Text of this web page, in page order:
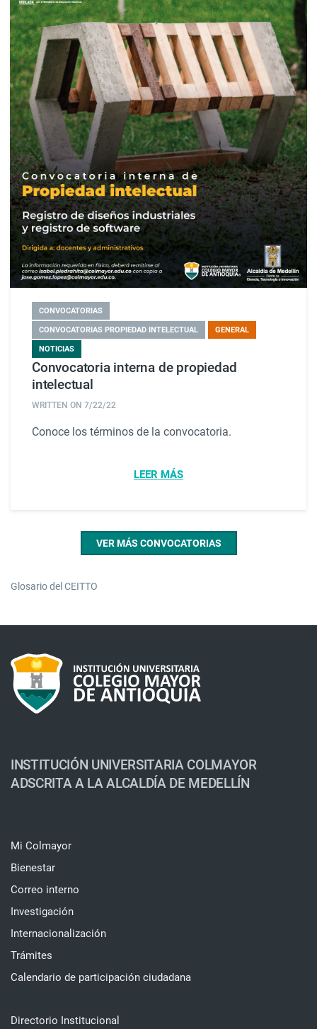
CONVOCATORIAS
CONVOCATORIAS PROPIEDAD INTELECTUAL GENERAL
NOTICIAS
Convocatoria interna de propiedad
intelectual
WRITTEN ON 7/22/22
Conoce los términos de la convocatoria.
LEER MÁS
VER MÁS CONVOCATORIAS
Glosario del CEITTO
INSTITUCIÓN UNIVERSITARIA COLMAYOR
ADSCRITA A LA ALCALDÍA DE MEDELLÍN
Mi Colmayor
Bienestar
Correo interno
Investigación
Internacionalización
Trámites
Calendario de participación ciudadana
Directorio Institucional